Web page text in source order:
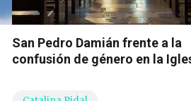
San Pedro Damián frente a la
confusión de género en la